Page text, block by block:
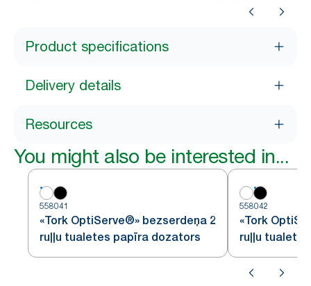
Product specifications
Delivery details
Resources
You might also be interested in...
558041
«Tork OptiServe®» bezserdeņa 2
ruļļu tualetes papīra dozators
558042
«Tork
ruļļu